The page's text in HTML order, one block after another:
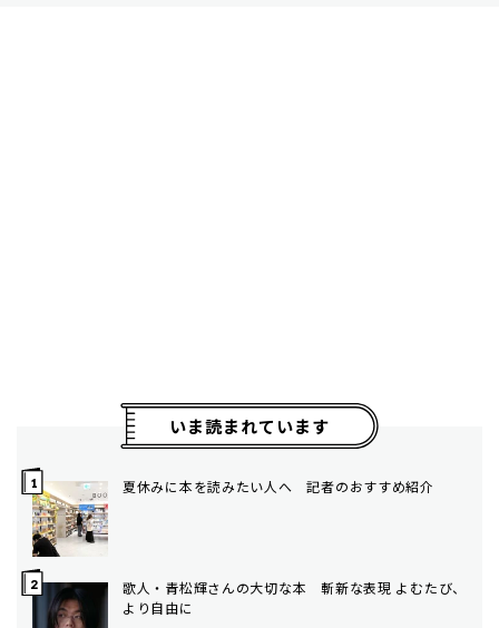
いま読まれています
夏休みに本を読みたい人へ 記者のおすすめ紹介
歌人・青松輝さんの大切な本 斬新な表現 よむたび、
より自由に